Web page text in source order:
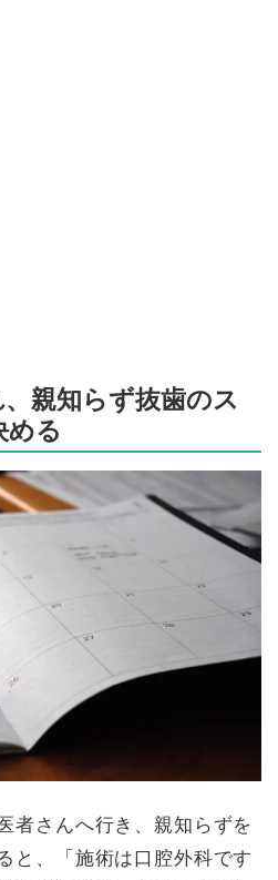
親知らず抜歯のス
める
者さんへ行き、親知らずを
と、「施術は口腔外科です